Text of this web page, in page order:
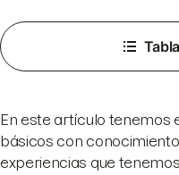
En este artículo tenemos
básicos con
experiencias que